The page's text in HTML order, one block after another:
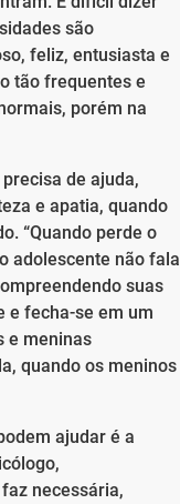
são
feliz, entusiasta e
tão frequentes e
porém na
de ajuda,
e apatia, quando
“Quando perde o
adolescente não fala
suas
e fecha-se em um
e meninas
quando os meninos
ajudar é a
necessária,